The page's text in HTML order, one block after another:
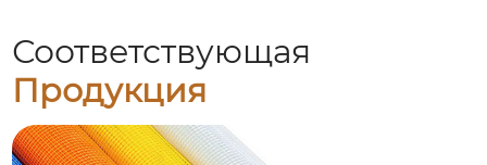
Соответствующая
Продукция